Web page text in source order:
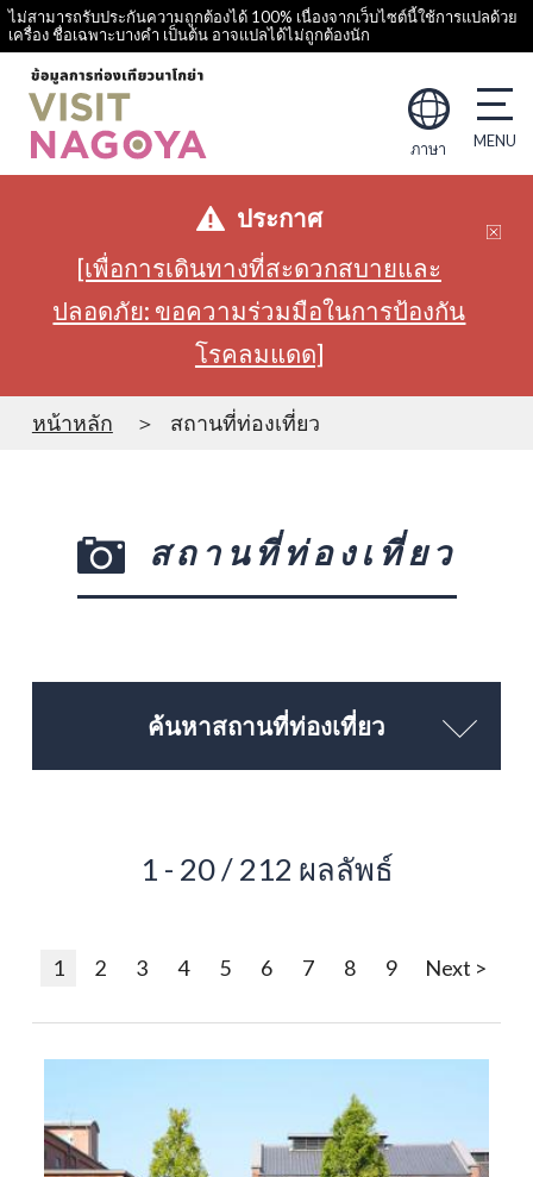
ไม่สามารถรับประกันความถูกต้องได้ 100% เนื่องจากเว็บไซต์นี้ใช้การแปลด้วย
เครื่อง ชื่อเฉพาะบางคำ เป็นต้น อาจแปลได้ไม่ถูกต้องนัก
ภาษา
ประกาศ
[เพื่อการเดินทางที่สะดวกสบายและ
ปลอดภัย: ขอความร่วมมือในการป้องกัน
โรคลมแดด]
หน้าหลัก สถานที่ท่องเที่ยว
สถานที่ท่องเที่ยว
ค้นหาสถานที่ท่องเที่ยว
1 - 20 / 212 ผลลัพธ์
1 2 3 4 5 6 7 8 9 Next >